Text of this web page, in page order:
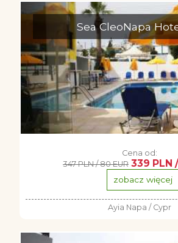
Sea CleoNapa
Cena od:
347 PLN / 80 EUR 339 PLN
zobacz więcej
Ayia Napa / Cypr